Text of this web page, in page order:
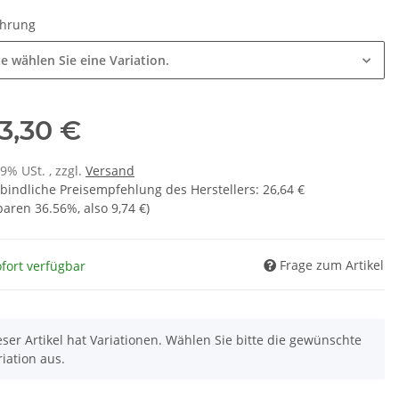
wählen Sie eine Variation.
€
USt. , zzgl. Versand
Preisempfehlung des Herstellers: 26,64 €
36.56%, also 9,74 €)
verfügbar Frage zum Artikel
Artikel hat Variationen. Wählen Sie bitte die gewünschte
aus.